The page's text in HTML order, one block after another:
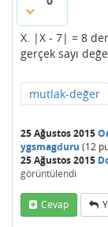
X. |X - 7| = 8
gerçek sayı
mutlak-değer
25 Ağustos 2015
ygsmagduru (12
25 Ağustos 2015
görüntülendi
Cevap